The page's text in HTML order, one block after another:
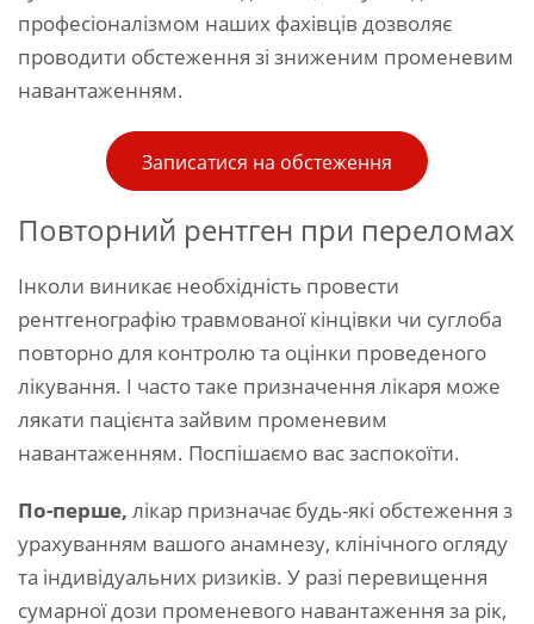
професіоналізмом наших фахівців дозволяє
проводити обстеження зі зниженим променевим
навантаженням.
Записатися на обстеження
Повторний рентген при переломах
Інколи виникає необхідність провести
рентгенографію травмованої кінцівки чи суглоба
повторно для контролю та оцінки проведеного
лікування. І часто таке призначення лікаря може
лякати пацієнта зайвим променевим
навантаженням. Поспішаємо вас заспокоїти.
По-перше, лікар призначає будь-які обстеження з
урахуванням вашого анамнезу, клінічного огляду
та індивідуальних ризиків. У разі перевищення
сумарної дози променевого навантаження за рік,